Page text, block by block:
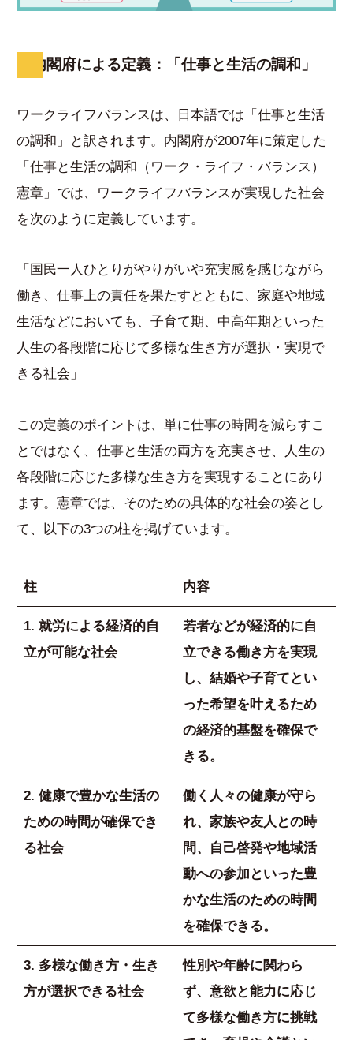
内閣府による定義：「仕事と生活の調和」
ワークライフバランスは、日本語では「仕事と生活
の調和」と訳されます。内閣府が2007年に策定した
「仕事と生活の調和（ワーク・ライフ・バランス）
憲章」では、ワークライフバランスが実現した社会
を次のように定義しています。
「国民一人ひとりがやりがいや充実感を感じながら
働き、仕事上の責任を果たすとともに、家庭や地域
生活などにおいても、子育て期、中高年期といった
人生の各段階に応じて多様な生き方が選択・実現で
きる社会」
この定義のポイントは、単に仕事の時間を減らすこ
とではなく、仕事と生活の両方を充実させ、人生の
各段階に応じた多様な生き方を実現することにあり
ます。憲章では、そのための具体的な社会の姿とし
て、以下の3つの柱を掲げています。
柱 内容
1. 就労による経済的自
立が可能な社会
若者などが経済的に自
立できる働き方を実現
し、結婚や子育てとい
った希望を叶えるため
の経済的基盤を確保で
きる。
2. 健康で豊かな生活の
ための時間が確保でき
る社会
働く人々の健康が守ら
れ、家族や友人との時
間、自己啓発や地域活
動への参加といった豊
かな生活のための時間
を確保できる。
3. 多様な働き方・生き
方が選択できる社会
性別や年齢に関わら
ず、意欲と能力に応じ
て多様な働き方に挑戦